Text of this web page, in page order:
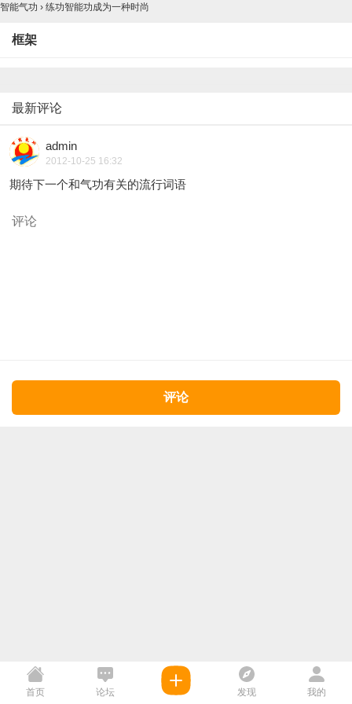
智能气功 › 练功智能功成为一种时尚
框架
最新评论
admin
2012-10-25 16:32
期待下一个和气功有关的流行词语
评论
首页 论坛 发现 我的